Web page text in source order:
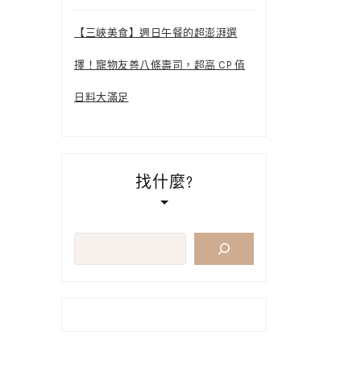
【三峽美食】週日午餐的超澎湃選
擇！寵物友善八條壽司，超高 CP 值
日料大滿足
找什麼?